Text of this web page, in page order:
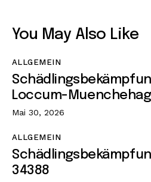
You May Also Like
ALLGEMEIN
Loccum-
Mai 30, 2026
ALLGEMEIN
34388